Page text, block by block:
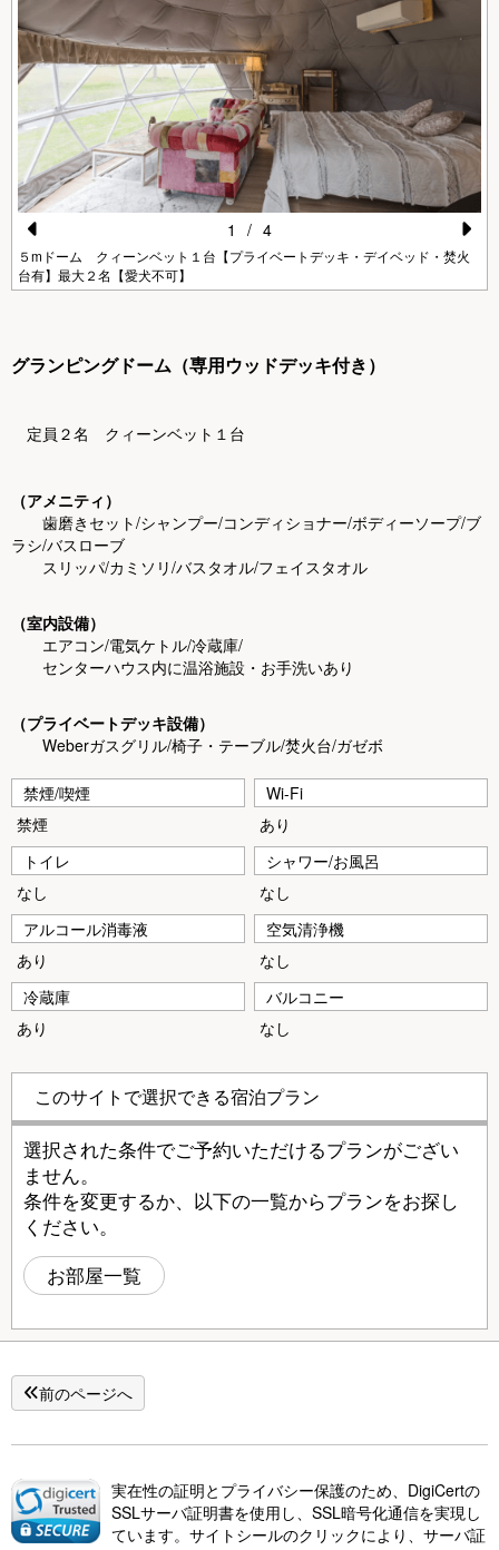
Pr
e
o
s
５mドーム クィーンベット１台【プライベートデッキ・デイベッド・焚火
台有】最大２名【愛犬不可】
N
e
1 / 4
グランピングドーム（専用ウッドデッキ付き）
定員２名 クィーンベット１台
（アメニティ）
歯磨きセット/シャンプー/コンディショナー/ボディーソープ/ブ
ラシ/バスローブ
スリッパ/カミソリ/バスタオル/フェイスタオル
（室内設備）
エアコン/電気ケトル/冷蔵庫/
センターハウス内に温浴施設・お手洗いあり
（プライベートデッキ設備）
Weberガスグリル/椅子・テーブル/焚火台/ガゼボ
禁煙/喫煙
禁煙
Wi-Fi
あり
トイレ
なし
シャワー/お風呂
なし
アルコール消毒液
あり
空気清浄機
なし
冷蔵庫
あり
バルコニー
なし
このサイトで選択できる宿泊プラン
選択された条件でご予約いただけるプランがござい
ません。
条件を変更するか、以下の一覧からプランをお探し
ください。
お部屋一覧
前のページへ
実在性の証明とプライバシー保護のため、DigiCertの
SSLサーバ証明書を使用し、SSL暗号化通信を実現し
ています。サイトシールのクリックにより、サーバ証